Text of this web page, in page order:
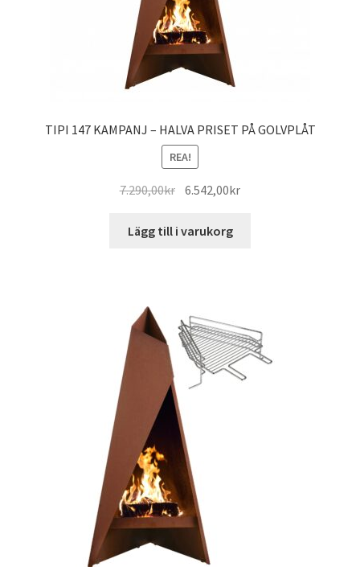
TIPI 147 KAMPANJ – HALVA PRISET PÅ GOLVPLÅT
REA!
7.290,00kr Det
priset
6.542,00krDet
Lägg till i varukorg